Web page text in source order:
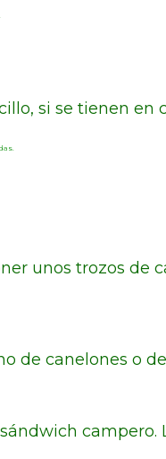
si se tienen en
unos trozos de
de canelones o